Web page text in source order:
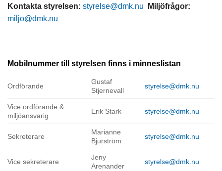
Kontakta styrelsen: styrelse@dmk.nu
Miljöfrågor:
miljo@dmk.nu
Mobilnummer till styrelsen finns i minneslistan
Ordförande
Gustaf
Stjernevall
styrelse@dmk.nu
Vice ordförande &
miljöansvarig
Erik Stark styrelse@dmk.nu
Sekreterare
Marianne
Bjurström
styrelse@dmk.nu
Vice sekreterare
Jeny
Arenander
styrelse@dmk.nu